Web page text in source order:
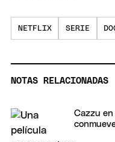
NETFLIX SERIE
NOTAS RELACIONADAS
Cazzu